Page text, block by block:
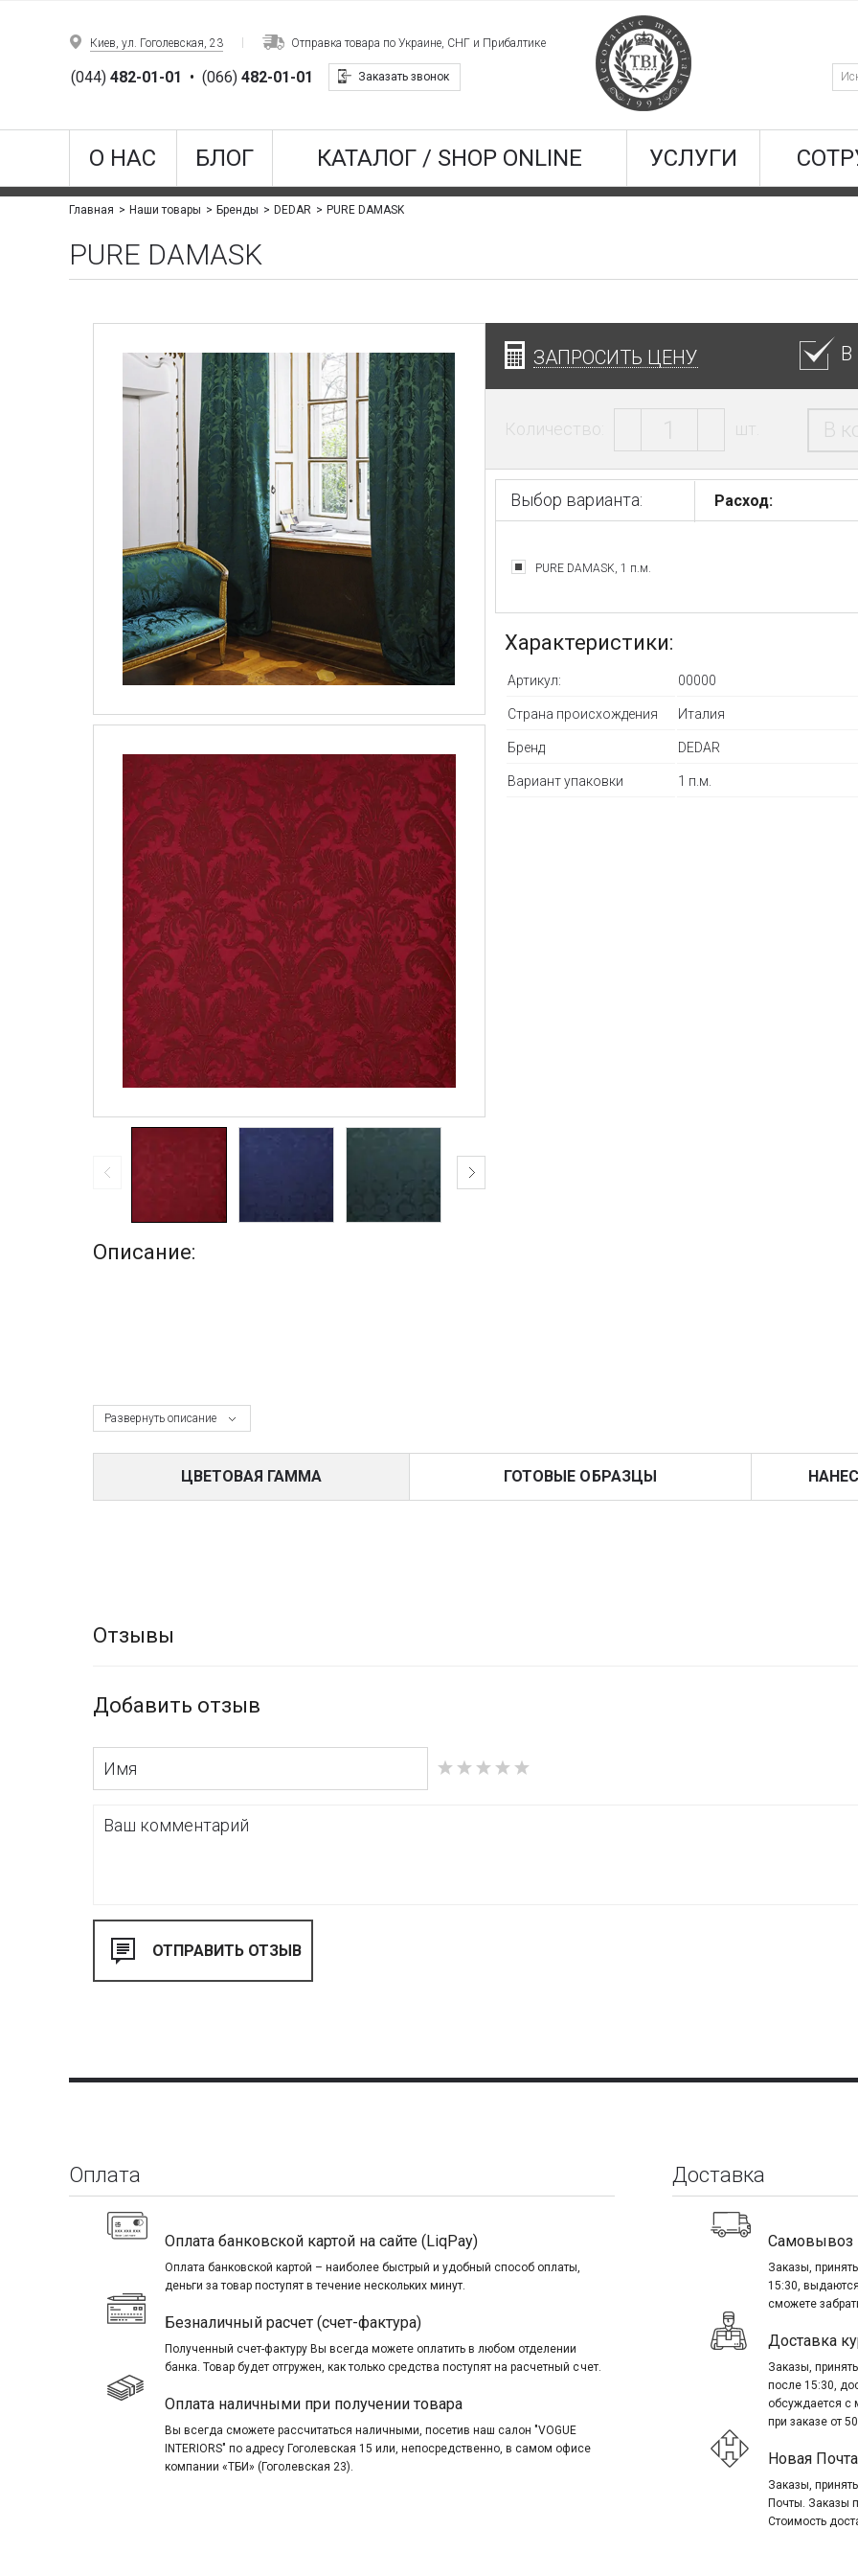
Киев, ул. Гоголевская, 23 Отправка товара по Украине, СНГ и Прибалтике
(044)482-01-01 • (066)482-01-01 Заказать звонок
О НАС БЛОГ КАТАЛОГ / SHOP ONLINE УСЛУГИ
Главная Наши товары Бренды DEDAR PURE DAMASK
PURE DAMASK
ЗАПРОСИТЬ ЦЕНУ В
Количество: шт. В
Выбор варианта: Расход:
PURE DAMASK, 1 п.м.
Характеристики:
Артикул: 00000
Страна происхождения Италия
Бренд DEDAR
Вариант упаковки 1 п.м.
Развернуть описание
Описание:
ЦВЕТОВАЯ ГАММА ГОТОВЫЕ ОБРАЗЦЫ
Отзывы
Добавить отзыв
Оплата
Оплата банковской картой на сайте (LiqPay)
Оплата банковской картой – наиболее быстрый и удобный способ оплаты,
деньги за товар поступят в течение нескольких минут.
Безналичный расчет (счет-фактура)
Полученный счет-фактуру Вы всегда можете оплатить в любом отделении
банка. Товар будет отгружен, как только средства поступят на расчетный счет.
Оплата наличными при получении товара
Вы всегда сможете рассчитаться наличными, посетив наш салон "VOGUE
INTERIORS" по адресу Гоголевская 15 или, непосредственно, в самом офисе
компании «ТБИ» (Гоголевская 23).
Доставка
Самовывоз
Заказы,
15:30,
сможете
Доставка
Заказы,
после 15:30,
обсуждается с
при заказе от
Новая
Заказы,
Почты. Заказы
Стоимость